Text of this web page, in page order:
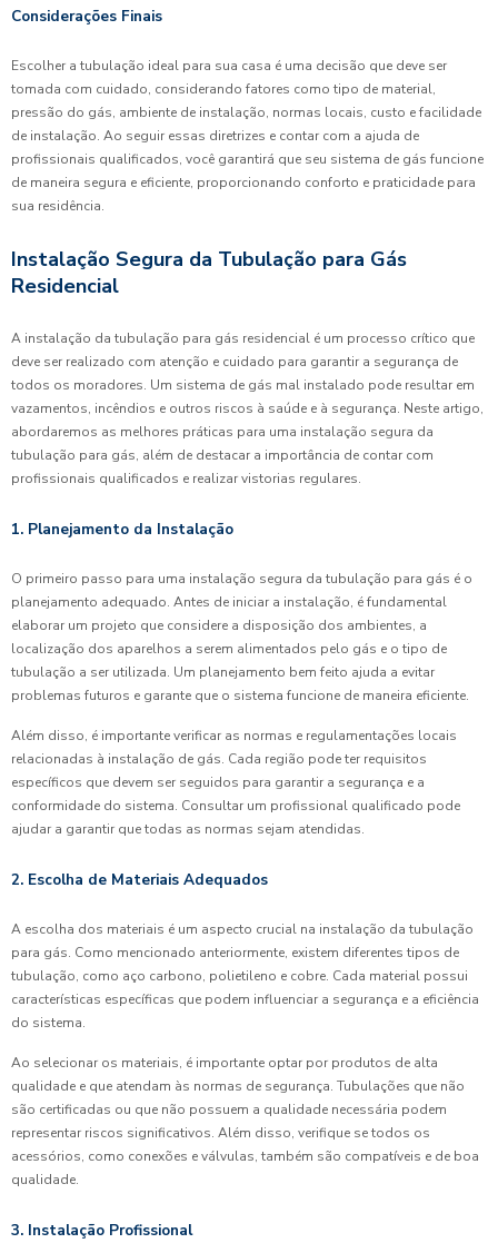
Considerações Finais
Escolher a tubulação ideal para sua casa é uma decisão que deve ser
tomada com cuidado, considerando fatores como tipo de material,
pressão do gás, ambiente de instalação, normas locais, custo e facilidade
de instalação. Ao seguir essas diretrizes e contar com a ajuda de
profissionais qualificados, você garantirá que seu sistema de gás funcione
de maneira segura e eficiente, proporcionando conforto e praticidade para
sua residência.
Instalação Segura da Tubulação para Gás
Residencial
A instalação da tubulação para gás residencial é um processo crítico que
deve ser realizado com atenção e cuidado para garantir a segurança de
todos os moradores. Um sistema de gás mal instalado pode resultar em
vazamentos, incêndios e outros riscos à saúde e à segurança. Neste artigo,
abordaremos as melhores práticas para uma instalação segura da
tubulação para gás, além de destacar a importância de contar com
profissionais qualificados e realizar vistorias regulares.
1. Planejamento da Instalação
O primeiro passo para uma instalação segura da tubulação para gás é o
planejamento adequado. Antes de iniciar a instalação, é fundamental
elaborar um projeto que considere a disposição dos ambientes, a
localização dos aparelhos a serem alimentados pelo gás e o tipo de
tubulação a ser utilizada. Um planejamento bem feito ajuda a evitar
problemas futuros e garante que o sistema funcione de maneira eficiente.
Além disso, é importante verificar as normas e regulamentações locais
relacionadas à instalação de gás. Cada região pode ter requisitos
específicos que devem ser seguidos para garantir a segurança e a
conformidade do sistema. Consultar um profissional qualificado pode
ajudar a garantir que todas as normas sejam atendidas.
2. Escolha de Materiais Adequados
A escolha dos materiais é um aspecto crucial na instalação da tubulação
para gás. Como mencionado anteriormente, existem diferentes tipos de
tubulação, como aço carbono, polietileno e cobre. Cada material possui
características específicas que podem influenciar a segurança e a eficiência
do sistema.
Ao selecionar os materiais, é importante optar por produtos de alta
qualidade e que atendam às normas de segurança. Tubulações que não
são certificadas ou que não possuem a qualidade necessária podem
representar riscos significativos. Além disso, verifique se todos os
acessórios, como conexões e válvulas, também são compatíveis e de boa
qualidade.
3. Instalação Profissional